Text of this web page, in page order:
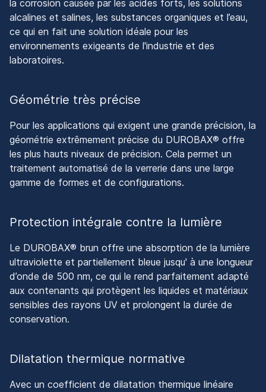
la corrosion causée par les acides forts, les solutions
alcalines et salines, les substances organiques et l’eau,
ce qui en fait une solution idéale pour les
environnements exigeants de l'industrie et des
laboratoires.
Géométrie très précise
Pour les applications qui exigent une grande précision, la
géométrie extrêmement précise du DUROBAX® offre
les plus hauts niveaux de précision. Cela permet un
traitement automatisé de la verrerie dans une large
gamme de formes et de configurations.
Protection intégrale contre la lumière
Le DUROBAX® brun offre une absorption de la lumière
ultraviolette et partiellement bleue jusqu' à une longueur
d’onde de 500 nm, ce qui le rend parfaitement adapté
aux contenants qui protègent les liquides et matériaux
sensibles des rayons UV et prolongent la durée de
conservation.
Dilatation thermique normative
Avec un coefficient de dilatation thermique linéaire